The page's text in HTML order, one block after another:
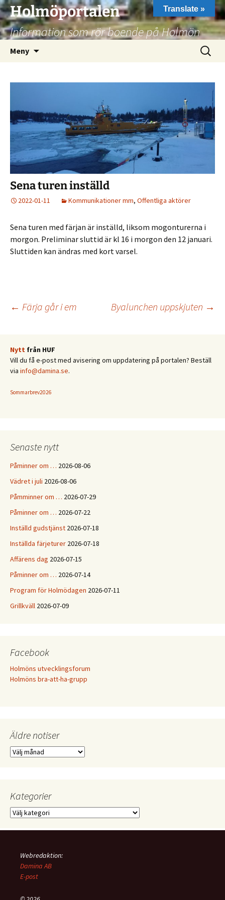
Hoppa
till
innehåll
Holmöportalen
Information som rör boende på Holmön
Meny
Sök
efter:
Sena turen inställd
2022-01-11 Kommunikationer mm, Offentliga aktörer
Sena turen med färjan är inställd, liksom mogonturerna i
morgon. Preliminar sluttid är kl 16 i morgon den 12 januari.
Sluttiden kan ändras med kort varsel.
Inläggsnavigering
← Färja går i em Byalunchen uppskjuten →
Nytt från HUF
Vill du få e-post med avisering om uppdatering på portalen? Beställ
via info@damina.se.
Sommarbrev2026
Senaste nytt
Påminner om … 2026-08-06
Vädret i juli 2026-08-06
Påmminner om … 2026-07-29
Påminner om … 2026-07-22
Inställd gudstjänst 2026-07-18
Inställda färjeturer 2026-07-18
Affärens dag 2026-07-15
Påminner om … 2026-07-14
Program för Holmödagen 2026-07-11
Grillkväll 2026-07-09
Facebook
Holmöns utvecklingsforum
Holmöns bra-att-ha-grupp
Äldre notiser
Äldre
Kategorier
Kategorier
Webredaktion:
Damina AB
E-post
Translate »